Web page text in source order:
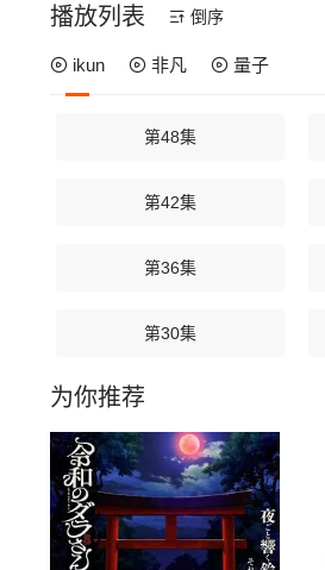
播放列表 倒序
ikun 非凡 量子
第48集
第42集
第36集
第30集
第25集
第20集
第14集
为你推荐